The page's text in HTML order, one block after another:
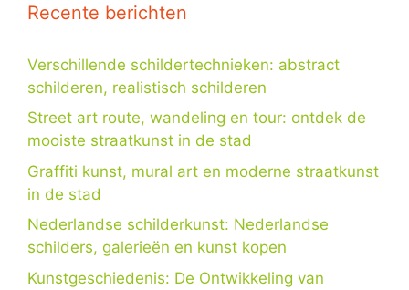
Recente berichten
Verschillende schildertechnieken: abstract
schilderen, realistisch schilderen
Street art route, wandeling en tour: ontdek de
mooiste straatkunst in de stad
Graffiti kunst, mural art en moderne straatkunst
in de stad
Nederlandse schilderkunst: Nederlandse
schilders, galerieën en kunst kopen
Kunstgeschiedenis: De Ontwikkeling van